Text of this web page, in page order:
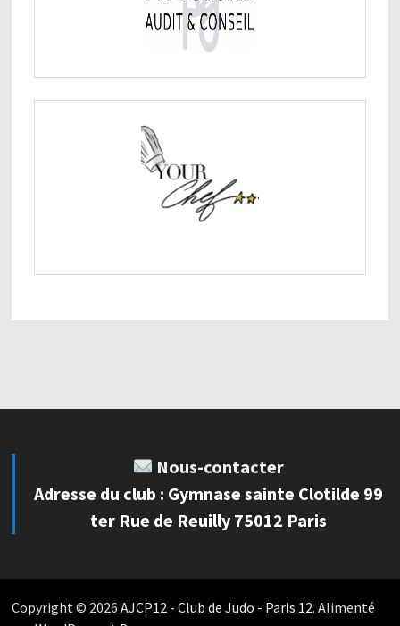
Nous-contacter
Adresse du club : Gymnase sainte Clotilde 99
ter Rue de Reuilly 75012 Paris
Copyright © 2026 AJCP12 - Club de Judo - Paris 12. Alimenté